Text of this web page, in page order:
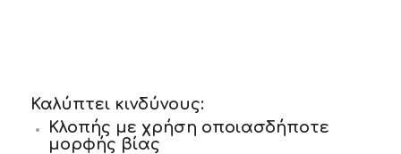
Καλύπτει κινδύνους:
Κλοπής με χρήση οποιασδήποτε
μορφής βίας